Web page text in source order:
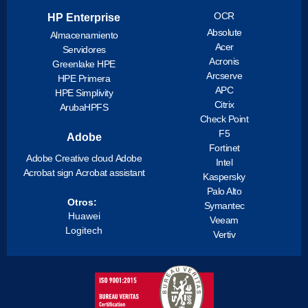
HP Enterprise
Almacenamiento
Servidores
Greenlake HPE
HPE Primera
HPE Simplivity
ArubaHPFS
Adobe
Adobe Creative cloud Adobe
Acrobat sign Acrobat assistant
Otros:
Huawei
Logitech
OCR
Absolute
Acer
Acronis
Arcserve
APC
Citrix
Check Point
F5
Fortinet
Intel
Kaspersky
Palo Alto
Symantec
Veeam
Vertiv